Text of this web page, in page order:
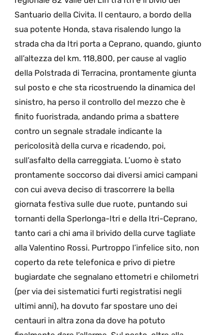
Santuario della Civita. Il centauro, a bordo della
sua potente Honda, stava risalendo lungo la
strada cha da Itri porta a Ceprano, quando, giunto
all’altezza del km. 118,800, per cause al vaglio
della Polstrada di Terracina, prontamente giunta
sul posto e che sta ricostruendo la dinamica del
sinistro, ha perso il controllo del mezzo che è
finito fuoristrada, andando prima a sbattere
contro un segnale stradale indicante la
pericolosità della curva e ricadendo, poi,
sull’asfalto della carreggiata. L’uomo è stato
prontamente soccorso dai diversi amici campani
con cui aveva deciso di trascorrere la bella
giornata festiva sulle due ruote, puntando sui
tornanti della Sperlonga-Itri e della Itri-Ceprano,
tanto cari a chi ama il brivido della curve tagliate
alla Valentino Rossi. Purtroppo l’infelice sito, non
coperto da rete telefonica e privo di pietre
bugiardate che segnalano ettometri e chilometri
(per via dei sistematici furti registratisi negli
ultimi anni), ha dovuto far spostare uno dei
centauri in altra zona da dove ha potuto